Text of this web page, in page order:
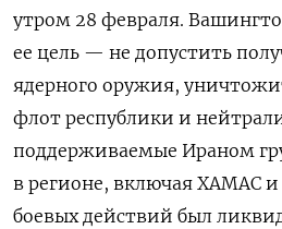
утром 28 февраля.
ее цель — не допустить
ядерного оружия,
флот республики и
поддерживаемые Ираном
в регионе, включая ХАМАС и
боевых действий был